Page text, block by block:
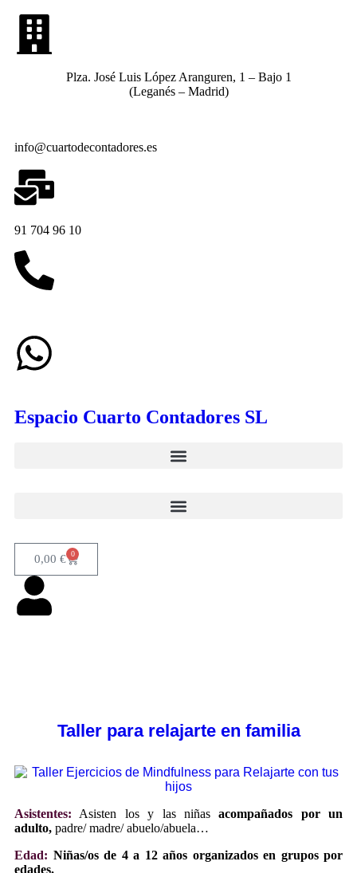
Plza. José Luis López Aranguren, 1 – Bajo 1
(Leganés – Madrid)
info@cuartodecontadores.es
91 704 96 10
Espacio Cuarto Contadores SL
0,00 € 0
Taller para relajarte en familia
Asistentes: Asisten los y las niñasacompañados por un
adulto, padre/ madre/ abuelo/abuela…
Edad: Niñas/os de 4 a 12 años organizados en grupos por
edades.